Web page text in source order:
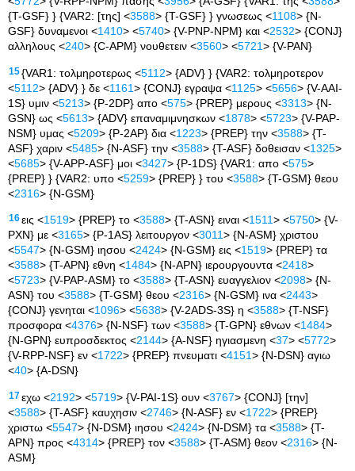
{T-GSF} } {VAR2: [της] <3588> {T-GSF} } γνωσεως <1108> {N-
GSF} δυναμενοι <1410> <5740> {V-PNP-NPM} και <2532> {CONJ}
αλληλους <240> {C-APM} νουθετειν <3560> <5721> {V-PAN}
15{VAR1: τολμηροτερως <5112> {ADV} } {VAR2: τολμηροτερον
<5112> {ADV} } δε <1161> {CONJ} εγραψα <1125> <5656> {V-AAI-
1S} υμιν <5213> {P-2DP} απο <575> {PREP} μερους <3313> {N-
GSN} ως <5613> {ADV} επαναμιμνησκων <1878> <5723> {V-PAP-
NSM} υμας <5209> {P-2AP} δια <1223> {PREP} την <3588> {T-
ASF} χαριν <5485> {N-ASF} την <3588> {T-ASF} δοθεισαν <1325>
<5685> {V-APP-ASF} μοι <3427> {P-1DS} {VAR1: απο <575>
{PREP} } {VAR2: υπο <5259> {PREP} } του <3588> {T-GSM} θεου
<2316> {N-GSM}
16εις <1519> {PREP} το <3588> {T-ASN} ειναι <1511> <5750> {V-
PXN} με <3165> {P-1AS} λειτουργον <3011> {N-ASM} χριστου
<5547> {N-GSM} ιησου <2424> {N-GSM} εις <1519> {PREP} τα
<3588> {T-APN} εθνη <1484> {N-APN} ιερουργουντα <2418>
<5723> {V-PAP-ASM} το <3588> {T-ASN} ευαγγελιον <2098> {N-
ASN} του <3588> {T-GSM} θεου <2316> {N-GSM} ινα <2443>
{CONJ} γενηται <1096> <5638> {V-2ADS-3S} η <3588> {T-NSF}
προσφορα <4376> {N-NSF} των <3588> {T-GPN} εθνων <1484>
{N-GPN} ευπροσδεκτος <2144> {A-NSF} ηγιασμενη <37> <5772>
{V-RPP-NSF} εν <1722> {PREP} πνευματι <4151> {N-DSN} αγιω
<40> {A-DSN}
17εχω <2192> <5719> {V-PAI-1S} ουν <3767> {CONJ} [την]
<3588> {T-ASF} καυχησιν <2746> {N-ASF} εν <1722> {PREP}
χριστω <5547> {N-DSM} ιησου <2424> {N-DSM} τα <3588> {T-
APN} προς <4314> {PREP} τον <3588> {T-ASM} θεον <2316> {N-
ASM}